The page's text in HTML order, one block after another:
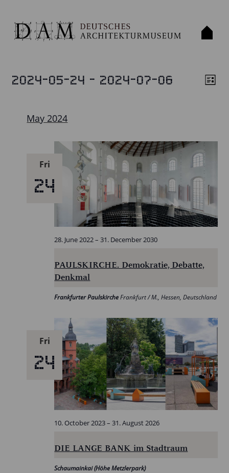
VERANSTALTUNGEN List
2024-05-24 - 2024-07-06
date.May 2024
Fri
24
PAULSKIRCHE. Demokratie, Debatte,
Denkmal
28. June 2022–31. December 2030
Frankfurter PaulskircheFrankfurt / M., Hessen, Deutschland
Fri
24
DIE LANGE BANK im Stadtraum
10. October 2023–31. August 2026
Schaumainkai (Höhe Metzlerpark)